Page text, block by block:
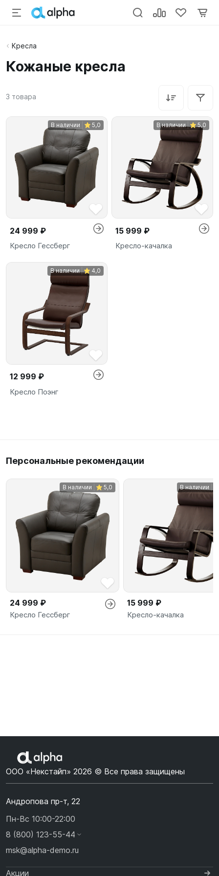
Кресла
Кожаные кресла
3 товара
В наличии 5,0
24 999 ₽
Кресло Гессберг
В наличии 5,0
15 999 ₽
Кресло-качалка
В наличии 4,0
12 999 ₽
Кресло Поэнг
Персональные рекомендации
В наличии 5,0
24 999 ₽
Кресло Гессберг
В наличии
15 999 ₽
Кресло-качалка
ООО «Некстайп» 2026 © Все права защищены
Андропова пр-т, 22
Пн-Вс 10:00-22:00
8 (800) 123-55-44
msk@alpha-demo.ru
Акции